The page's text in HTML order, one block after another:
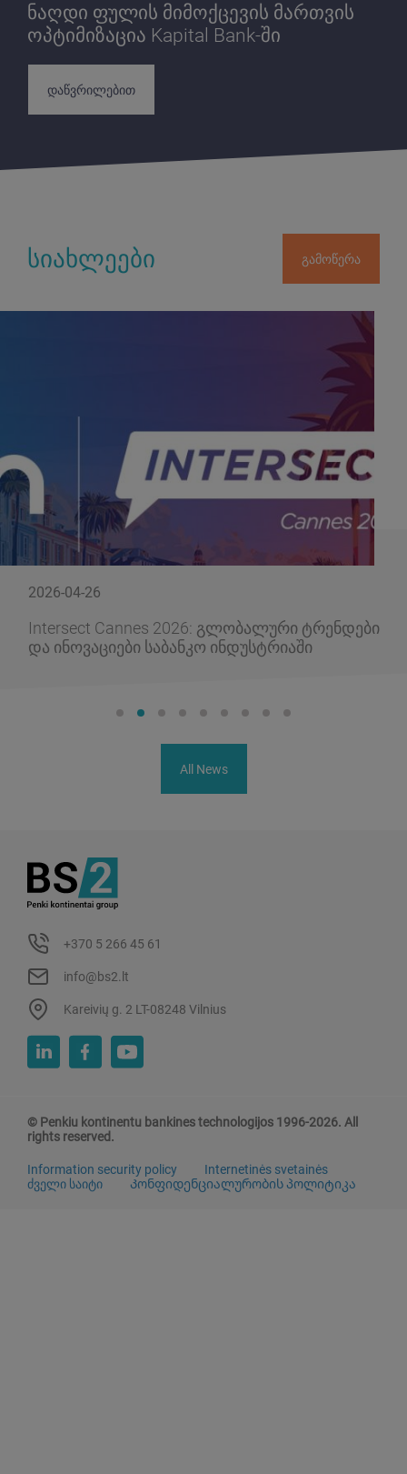
ნაღდი ფულის მიმოქცევის მართვის
ოპტიმიზაცია Kapital Bank-ში
დაწვრილებით
სიახლეები გამოწერა
2026-04-26
Intersect Cannes 2026: გლობალური ტრენდები
და ინოვაციები საბანკო ინდუსტრიაში
All News
+370 5 266 45 61
info@bs2.lt
Kareivių g. 2 LT-08248 Vilnius
© Penkiu kontinentu bankines technologijos 1996-2026. All
rights reserved.
Information security policy
Internetinės svetainės
ძველი საიტი
Კონფიდენციალურობის პოლიტიკა